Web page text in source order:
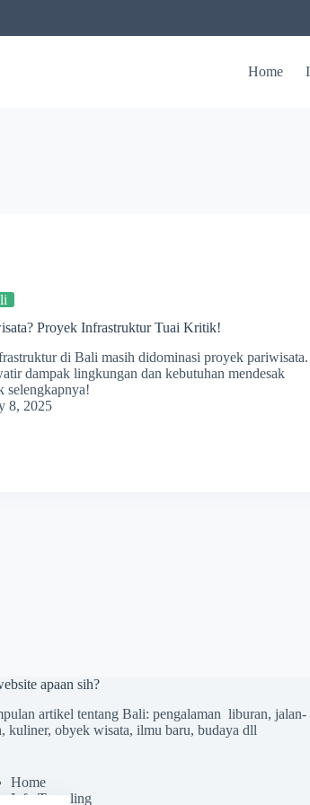
Home
Proyek Infrastruktur Tuai Kritik!
di Bali masih didominasi proyek pariwisata.
dampak lingkungan dan kebutuhan mendesak
selengkapnya!
8, 2025
apaan sih?
artikel tentang Bali: pengalaman liburan, jalan-
kuliner, obyek wisata, ilmu baru, budaya dll
Home
Info Traveling